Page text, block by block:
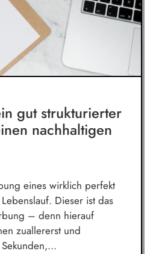
gut strukturierter
nachhaltigen
eines wirklich perfekt
Dieser ist das
– denn hierauf
zuallererst und